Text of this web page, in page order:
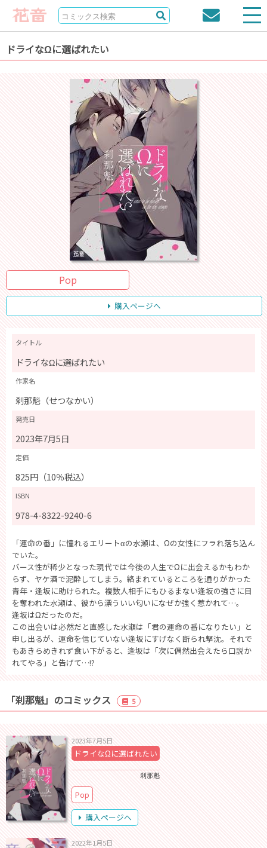
ドライなΩに選ばれたい
Pop
購入ページへ
タイトル
ドライなΩに選ばれたい
作家名
刹那魁（せつなかい）
発売日
2023年7月5日
定価
825円（10％税込）
ISBN
978-4-8322-9240-6
「運命の番」に憧れるエリートαの水瀬は、Ωの女性にフラれ落ち込ん
でいた。
バース性が稀少となった現代では今後の人生でΩに出会えるかもわか
らず、ヤケ酒で泥酔してしまう。絡まれているところを通りがかった
青年・逢坂に助けられた。複数人相手にもひるまない逢坂の強さに目
を奪われた水瀬は、彼から漂ういい匂いになぜか強く惹かれて…。
逢坂はΩだったのだ。
この出会いは必然だと直感した水瀬は「君の運命の番になりたい」と
申し出るが、運命を信じていない逢坂にすげなく断られ撃沈。それで
もあきらめきれず食い下がると、逢坂は「次に偶然出会えたら口説か
れてやる」と告げて…!?
「刹那魁」のコミックス 5
2023年7月5日
ドライなΩに選ばれたい
刹那魁
Pop
購入ページへ
2022年1月5日